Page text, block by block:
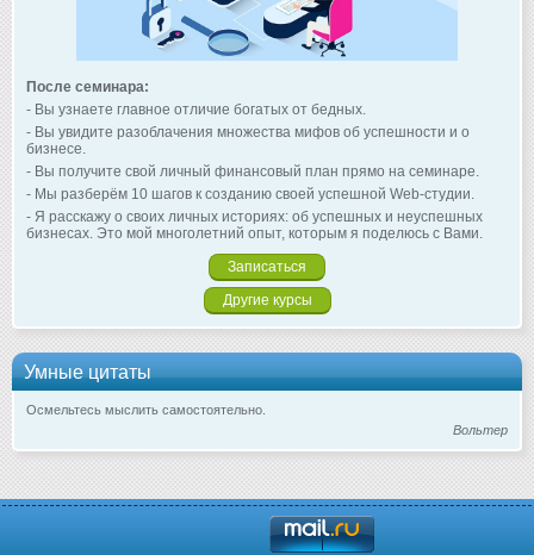
После семинара:
- Вы узнаете главное отличие богатых от бедных.
- Вы увидите разоблачения множества мифов об успешности и о
бизнесе.
- Вы получите свой личный финансовый план прямо на семинаре.
- Мы разберём 10 шагов к созданию своей успешной Web-студии.
- Я расскажу о своих личных историях: об успешных и неуспешных
бизнесах. Это мой многолетний опыт, которым я поделюсь с Вами.
Записаться
Другие курсы
Умные цитаты
Осмельтесь мыслить самостоятельно.
Вольтер